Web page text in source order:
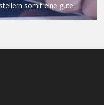
somit eine gute